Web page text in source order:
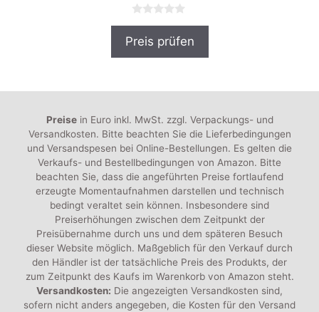
0
o
Preis prüfen
Preisein Euro inkl. MwSt. zzgl. Verpackungs- und
Versandkosten. Bitte beachten Sie die Lieferbedingungen
und Versandspesen bei Online-Bestellungen. Es gelten die
Verkaufs- und Bestellbedingungen von Amazon. Bitte
beachten Sie, dass die angeführten Preise fortlaufend
erzeugte Momentaufnahmen darstellen und technisch
bedingt veraltet sein können. Insbesondere sind
Preiserhöhungen zwischen dem Zeitpunkt der
Preisübernahme durch uns und dem späteren Besuch
dieser Website möglich. Maßgeblich für den Verkauf durch
den Händler ist der tatsächliche Preis des Produkts, der
zum Zeitpunkt des Kaufs im Warenkorb von Amazon steht.
Versandkosten: Die angezeigten Versandkosten sind,
sofern nicht anders angegeben, die Kosten für den Versand